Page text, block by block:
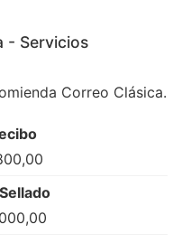
- Servicios
Correo Clásica.